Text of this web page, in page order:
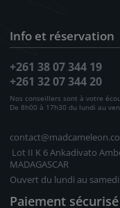
Info et réservation
+261 38 07 344 19
+261 32 07 344 20
Nos conseillers sont à votre
De 8h00 à 17h30 du lundi au
Lot II K 6 Ankadivato
MADAGASCAR
Ouvert du lundi au samedi
Paiement sécurisé